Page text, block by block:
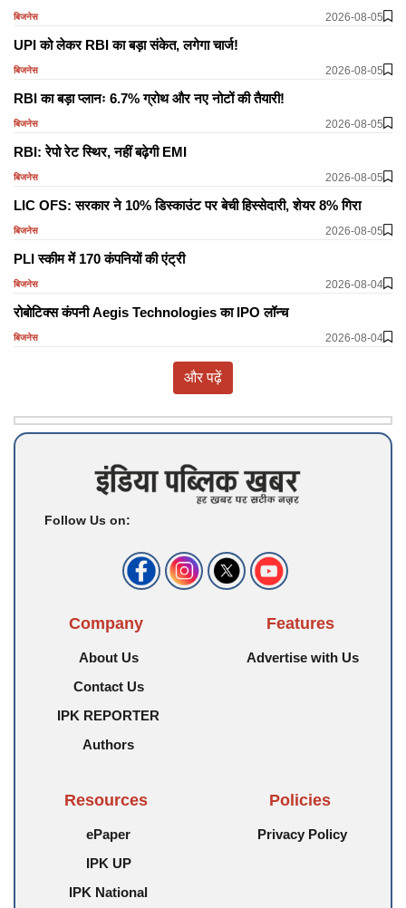
बिजनेस 2026-08-05
UPI को लेकर RBI का बड़ा संकेत, लगेगा चार्ज!
बिजनेस 2026-08-05
RBI का बड़ा प्लानः 6.7% ग्रोथ और नए नोटों की तैयारी!
बिजनेस 2026-08-05
RBI: रेपो रेट स्थिर, नहीं बढ़ेगी EMI
बिजनेस 2026-08-05
LIC OFS: सरकार ने 10% डिस्काउंट पर बेची हिस्सेदारी, शेयर 8% गिरा
बिजनेस 2026-08-05
PLI स्कीम में 170 कंपनियों की एंट्री
बिजनेस 2026-08-04
रोबोटिक्स कंपनी Aegis Technologies का IPO लॉन्च
बिजनेस 2026-08-04
और पढ़ें
Follow Us on:
Company
About Us
Contact Us
IPK REPORTER
Authors
Features
Advertise with Us
Resources
ePaper
IPK UP
IPK National
Policies
Privacy Policy